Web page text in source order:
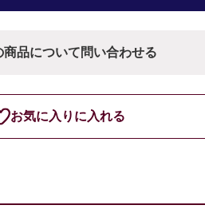
商品について問い合わせる
お気に入りに入れる